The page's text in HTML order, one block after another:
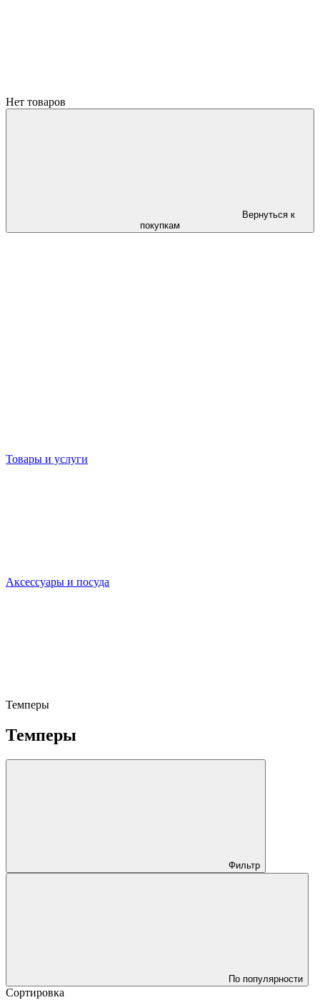
Нет товаров
Вернуться к
покупкам
Товары и услуги
Аксессуары и посуда
Темперы
Темперы
Фильтр
По популярности
Сортировка